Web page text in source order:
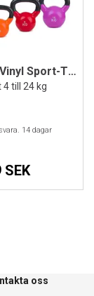
Kettlebell Vinyl Sport-Thieme
4 till 24 kg
14dagar
SEK
oss